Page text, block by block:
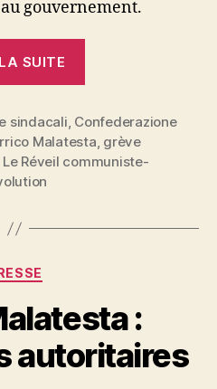
gouvernement.
SUITE
Révoltes
et
révolutions »
sindacali, Confederazione
Malatesta, grève
Le Réveil communiste-
Catégories
:
autoritaires
a
S